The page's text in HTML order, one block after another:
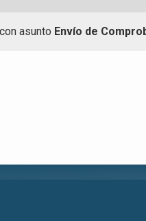
asunto Envío de